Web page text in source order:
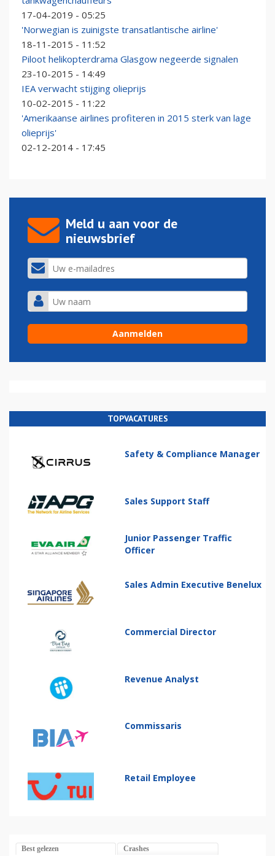
17-04-2019 - 05:25
'Norwegian is zuinigste transatlantische airline'
18-11-2015 - 11:52
Piloot helikopterdrama Glasgow negeerde signalen
23-10-2015 - 14:49
IEA verwacht stijging olieprijs
10-02-2015 - 11:22
'Amerikaanse airlines profiteren in 2015 sterk van lage
olieprijs'
02-12-2014 - 17:45
Meld u aan voor de
nieuwsbrief
TOPVACATURES
Safety & Compliance Manager
Sales Support Staff
Junior Passenger Traffic
Officer
Sales Admin Executive Benelux
Commercial Director
Revenue Analyst
Commissaris
Retail Employee
Best gelezen Crashes